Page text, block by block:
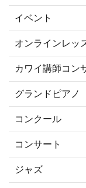
イベント
オンラインレッ
カワイ講師コン
グランドピアノ
コンクール
コンサート
ジャズ